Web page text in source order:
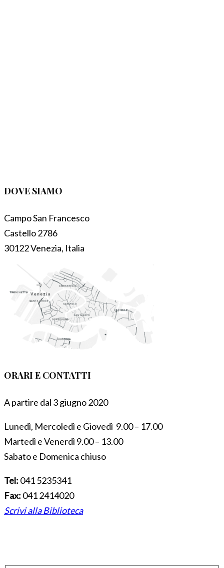
DOVE SIAMO
Campo San Francesco
Castello 2786
30122 Venezia, Italia
ORARI E CONTATTI
A partire dal 3 giugno 2020
Lunedì, Mercoledì e Giovedì 9.00 – 17.00
Martedì e Venerdì 9.00 – 13.00
Sabato e Domenica chiuso
Tel: 041 5235341
Fax: 041 2414020
Scrivi alla Biblioteca